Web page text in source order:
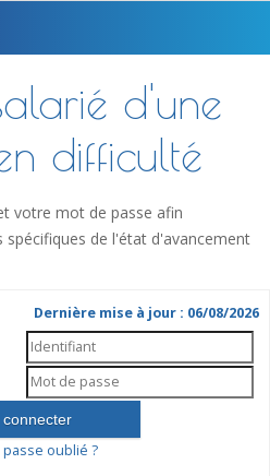
d'une
difficulté
votre mot de passe afin
de l'état d'avancement
Dernière mise à jour : 06/08/2026
oublié ?